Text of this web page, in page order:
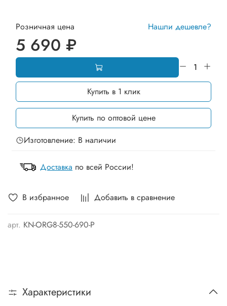
В избранное Добавить в сравнение
арт. KN-ORG8-550-690-P
Розничная цена Нашли дешевле?
5 690 ₽
Купить в 1 клик
Купить по оптовой цене
Изготовление: В наличии
Доставка по всей России!
Характеристики